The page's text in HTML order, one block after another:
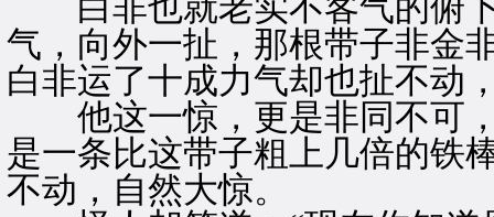
白非也就老实不客气的俯下
气，向外一扯，那根带子非金
白非运了十成力气却也扯不动
他这一惊，更是非同不可，
是一条比这带子粗上几倍的铁
不动，自然大惊。